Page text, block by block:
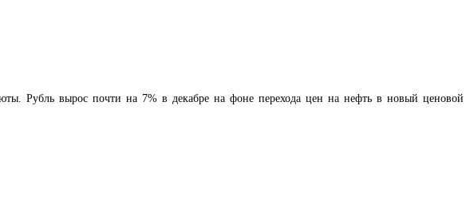
Рубль вырос почти на 7% в декабре на фоне перехода цен на нефть в новый ценовой